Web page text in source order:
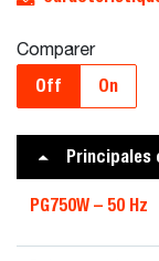
Comparer
Off On
PG750W – 50 Hz